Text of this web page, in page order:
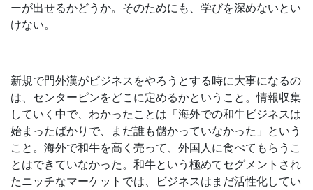
ーが出せるかどうか。そのためにも、学びを深めないとい
けない。
新規で門外漢がビジネスをやろうとする時に大事になるの
は、センターピンをどこに定めるかということ。情報収集
していく中で、わかったことは「海外での和牛ビジネスは
始まったばかりで、まだ誰も儲かっていなかった」という
こと。海外で和牛を高く売って、外国人に食べてもらうこ
とはできていなかった。和牛という極めてセグメントされ
たニッチなマーケットでは、ビジネスはまだ活性化してい